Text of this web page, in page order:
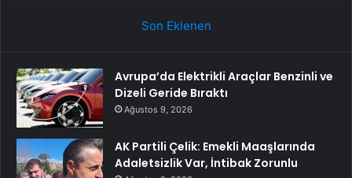
Son Eklenen
Avrupa’da Elektrikli Araçlar Benzinli ve
Dizeli Geride Bıraktı
Ağustos 9, 2026
AK Partili Çelik: Emekli Maaşlarında
Adaletsizlik Var, İntibak Zorunlu